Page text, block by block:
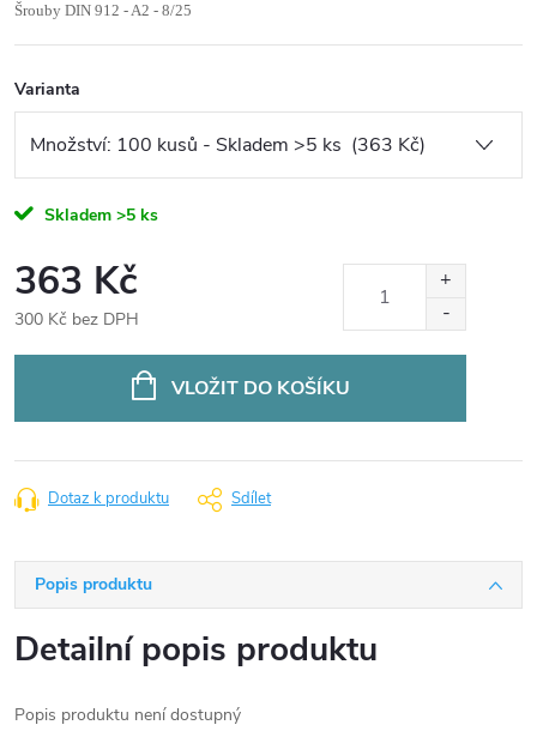
Šrouby DIN 912 - A2 - 8/25
Varianta
Skladem >5 ks
363 Kč
300 Kč bez DPH
VLOŽIT DO KOŠÍKU
Dotaz k produktu Sdílet
Popis produktu
Detailní popis produktu
Popis produktu není dostupný